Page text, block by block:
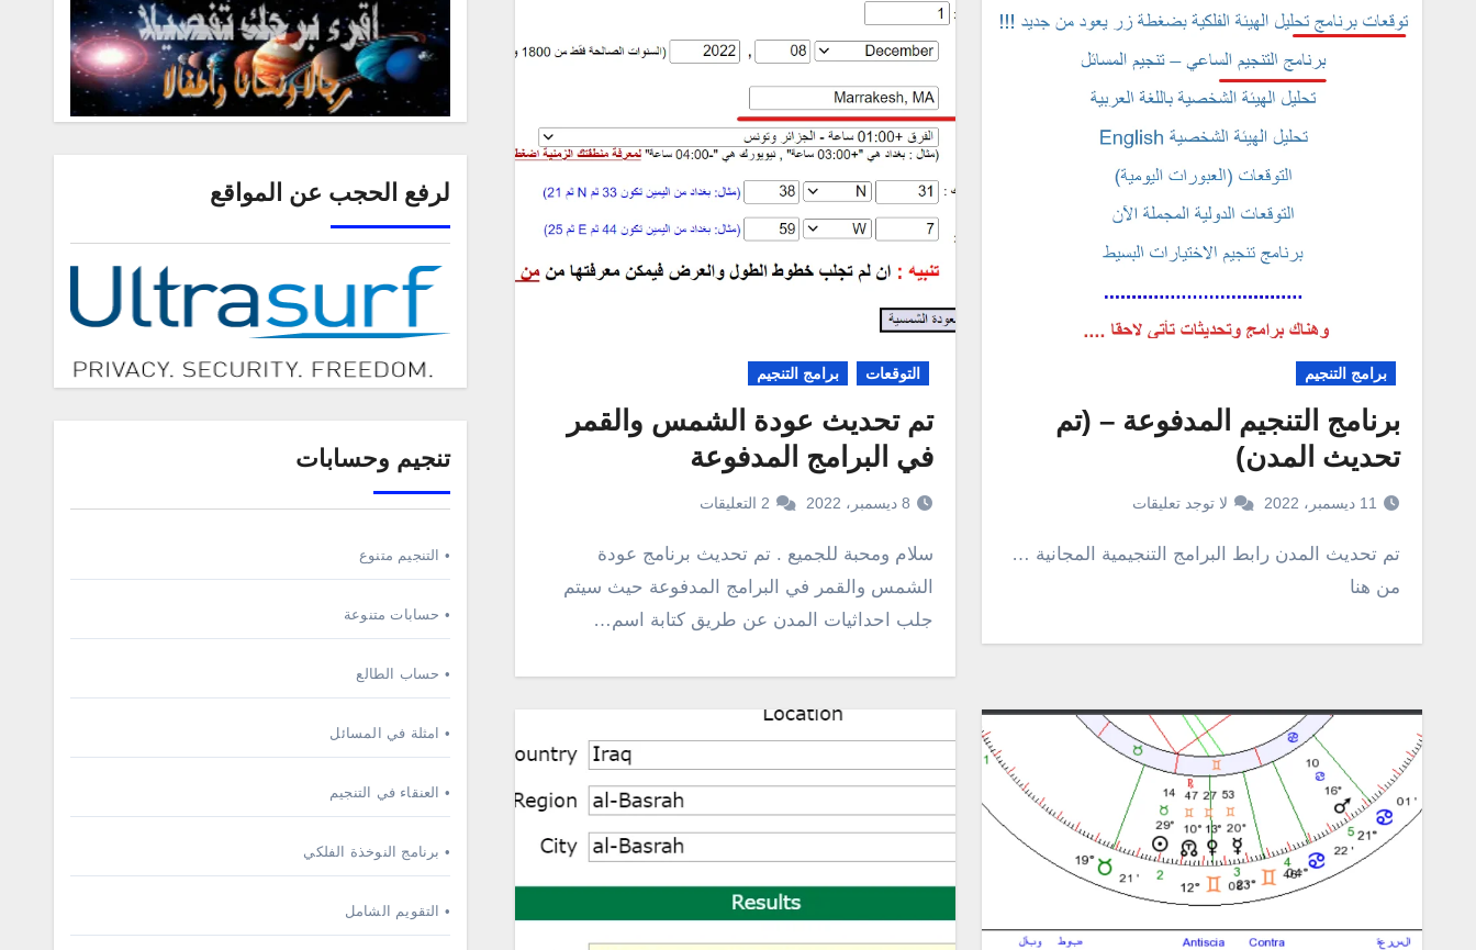
برامج التنجيم
برنامج التنجيم المدفوعة – (تم
تحديث المدن)
11 ديسمبر، 2022 لا توجد تعليقات
تم تحديث المدن رابط البرامج التنجيمية المجانية …
من هنا
التوقعات برامج التنجيم
تم تحديث عودة الشمس والقمر
في البرامج المدفوعة
8 ديسمبر، 2022 2 التعليقات
سلام ومحبة للجميع . تم تحديث برنامج عودة
الشمس والقمر في البرامج المدفوعة حيث سيتم
جلب احداثيات المدن عن طريق كتابة اسم…
لرفع الحجب عن المواقع
تنجيم وحسابات
• التنجيم متنوع
• حسابات متنوعة
• حساب الطالع
• امثلة في المسائل
• العنقاء في التنجيم
• برنامج النوخذة الفلكي
• التقويم الشامل